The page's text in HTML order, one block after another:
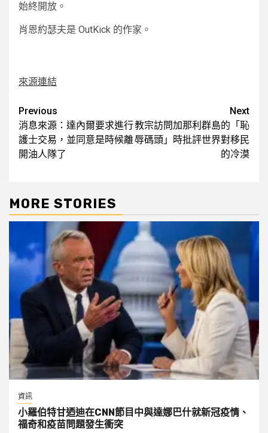
始終開放。
肖恩約瑟夫是 OutKick 的作家。
來源連結
Post
navigation
Previous
消息來源：達內爾要求進行
護士交易，並同意是時候離
開油人隊了
Next
教宗訪問加那利群島的「恥
辱碼頭」時批評世界對移民
的冷漠
MORE STORIES
資訊
小羅伯特甘迺迪在CNN節目中與達娜巴什就新冠疫情、
福奇和疫苗問題發生衝突